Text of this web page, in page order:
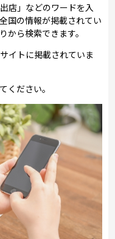
店」などのワードを入
国の情報が掲載されてい
から検索できます。
イトに掲載されていま
ください。